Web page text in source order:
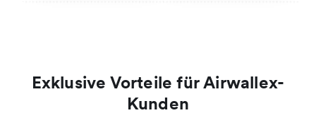
Exklusive Vorteile für Airwallex-
Kunden